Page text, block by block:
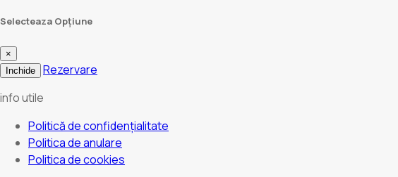
Selecteaza Opțiune
×
Inchide
Rezervare
info utile
Politică de confidențialitate
Politica de anulare
Politica de cookies